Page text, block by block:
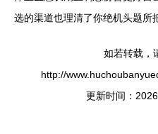
选的渠道也理清了你绝机头题所
如若转载，
http://
更新时间：